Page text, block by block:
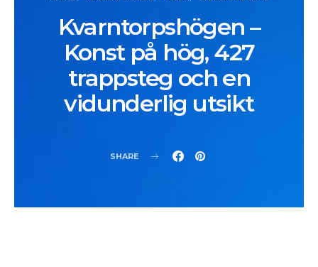
Kvarntorpshögen –
Konst på hög, 427
trappsteg och en
vidunderlig utsikt
SHARE